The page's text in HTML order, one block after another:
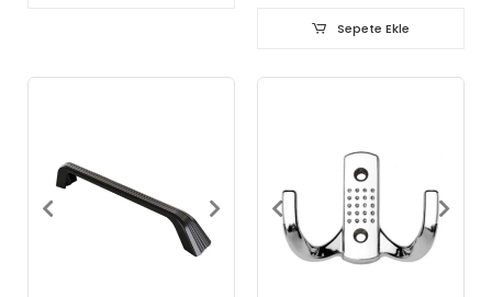
Sepete Ekle